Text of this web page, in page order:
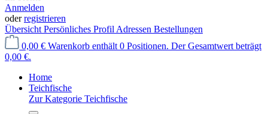
Anmelden
oderregistrieren
Übersicht Persönliches Profil Adressen Bestellungen
0,00 € Warenkorb enthält 0 Positionen. Der Gesamtwert beträgt
0,00 €.
Home
Teichfische
Zur Kategorie Teichfische